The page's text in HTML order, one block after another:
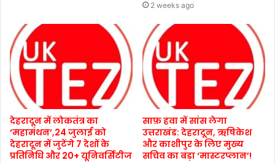
2 weeks ago
देहरादून में लोकतंत्र का
‘महामंथन’,24 जुलाई को
देहरादून में जुटेंगे 7 देशों के
प्रतिनिधि और 20+ यूनिवर्सिटीज
साफ़ हवा में सांस लेगा
उत्तराखंड: देहरादून, ऋषिकेश
और काशीपुर के लिए मुख्य
सचिव का बड़ा ‘मास्टरप्लान’!